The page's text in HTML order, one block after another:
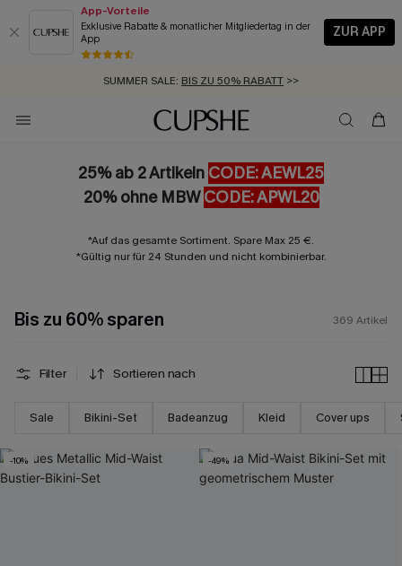
App-Vorteile
Exklusive Rabatte & monatlicher Mitgliedertag in der
App
ZUR APP
GRATIS MASSBAND MIT JEDEM SCHNELLVERSAND-ARTIKEL >>
SUMMER SALE:
ZUM NEWSLETTER:BIS ZU -20% EXTRA ERHALTEN
KOSTENLOSER VERSAND AB 89 €
25% ab 2 Artikeln CODE: AEWL25
20% ohne MBW CODE: APWL20
*Auf das gesamte Sortiment. Spare Max 25 €.
*Gültig nur für 24 Stunden und nicht kombinierbar.
Bis zu 60% sparen 369 Artikel
Filter Sortieren nach
Sale Bikini-Set Badeanzug Kleid Cover ups
-10% -49%